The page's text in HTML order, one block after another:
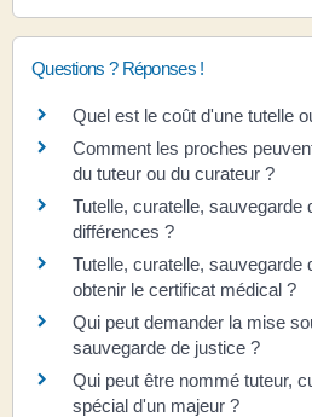
Questions ? Réponses !
Quel est le coût d'une tutelle
Comment les proches
du tuteur ou du curateur ?
Tutelle, curatelle, sauvegarde
différences ?
Tutelle, curatelle, sauvegarde
obtenir le certificat médical ?
Qui peut demander la mise
sauvegarde de justice ?
Qui peut être nommé tuteur,
spécial d'un majeur ?